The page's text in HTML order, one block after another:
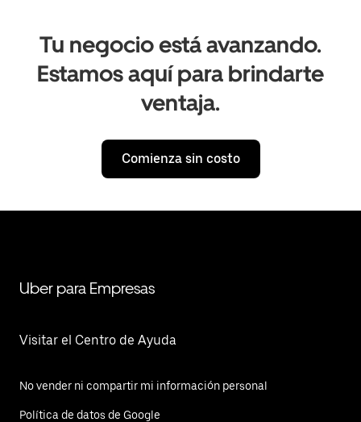
Tu negocio está avanzando.
Estamos aquí para brindarte
ventaja.
Comienza sin costo
Uber para Empresas
Visitar el Centro de Ayuda
No vender ni compartir mi información personal
Política de datos de Google